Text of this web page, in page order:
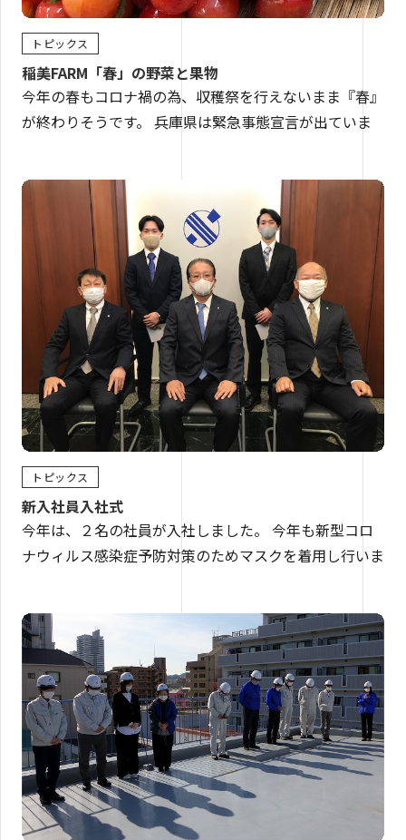
トピックス
稲美FARM「春」の野菜と果物
今年の春もコロナ禍の為、収穫祭を行えないまま『春』
が終わりそうです。 兵庫県は緊急事態宣言が出ていま
トピックス
新入社員入社式
今年は、２名の社員が入社しました。 今年も新型コロ
ナウィルス感染症予防対策のためマスクを着用し行いま